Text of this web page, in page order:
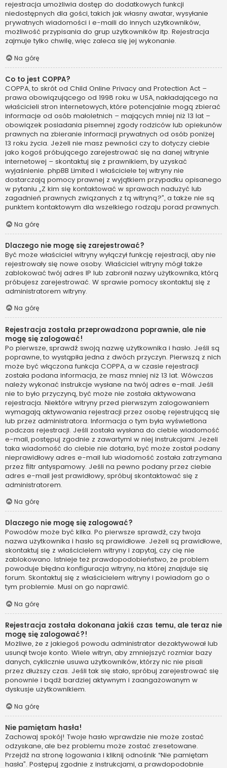
rejestracja umożliwia dostęp do dodatkowych funkcji
niedostępnych dla gości, takich jak własny awatar, wysyłanie
prywatnych wiadomości i e-maili do innych użytkowników,
możliwość przypisania do grup użytkowników itp. Rejestracja
zajmuje tylko chwilę, więc zaleca się jej wykonanie.
Na górę
Co to jest COPPA?
COPPA, to skrót od Child Online Privacy and Protection Act –
prawa obowiązującego od 1998 roku w USA, nakładającego na
właścicieli stron internetowych, które potencjalnie mogą zbierać
informacje od osób małoletnich – mających mniej niż 13 lat –
obowiązek posiadania pisemnej zgody rodziców lub opiekunów
prawnych na zbieranie informacji prywatnych od osób poniżej
13 roku życia. Jeżeli nie masz pewności czy to dotyczy ciebie
jako kogoś próbującego zarejestrować się na danej witrynie
internetowej – skontaktuj się z prawnikiem, by uzyskać
wyjaśnienie. phpBB Limited i właściciele tej witryny nie
dostarczają pomocy prawnej z wyjątkiem przypadku opisanego
w pytaniu „Z kim się kontaktować w sprawach nadużyć lub
zagadnień prawnych związanych z tą witryną?”, a także nie są
punktem kontaktowym dla wszelkiego rodzaju porad prawnych.
Na górę
Dlaczego nie mogę się zarejestrować?
Być może właściciel witryny wyłączył funkcję rejestracji, aby nie
rejestrowały się nowe osoby. Właściciel witryny mógł także
zablokować twój adres IP lub zabronił nazwy użytkownika, którą
próbujesz zarejestrować. W sprawie pomocy skontaktuj się z
administratorem witryny.
Na górę
Rejestracja została przeprowadzona poprawnie, ale nie
mogę się zalogować!
Po pierwsze, sprawdź swoją nazwę użytkownika i hasło. Jeśli są
poprawne, to wystąpiła jedna z dwóch przyczyn. Pierwszą z nich
może być włączona funkcja COPPA, a w czasie rejestracji
została podana informacja, że masz mniej niż 13 lat. Wówczas
należy wykonać instrukcje wysłane na twój adres e-mail. Jeśli
nie to było przyczyną, być może nie została aktywowana
rejestracja. Niektóre witryny przed pierwszym zalogowaniem
wymagają aktywowania rejestracji przez osobę rejestrującą się
lub przez administratora. Informacja o tym była wyświetlona
podczas rejestracji. Jeśli została wysłana do ciebie wiadomość
e-mail, postępuj zgodnie z zawartymi w niej instrukcjami. Jeżeli
taka wiadomość do ciebie nie dotarła, być może został podany
nieprawidłowy adres e-mail lub wiadomość została zatrzymana
przez filtr antyspamowy. Jeśli na pewno podany przez ciebie
adres e-mail jest prawidłowy, spróbuj skontaktować się z
administratorem.
Na górę
Dlaczego nie mogę się zalogować?
Powodów może być kilka. Po pierwsze sprawdź, czy twoja
nazwa użytkownika i hasło są prawidłowe. Jeżeli są prawidłowe,
skontaktuj się z właścicielem witryny i zapytaj, czy cię nie
zablokowano. Istnieje też prawdopodobieństwo, że problem
powoduje błędna konfiguracja witryny, na której znajduje się
forum. Skontaktuj się z właścicielem witryny i powiadom go o
tym problemie. Musi on go naprawić.
Na górę
Rejestracja została dokonana jakiś czas temu, ale teraz nie
mogę się zalogować?!
Możliwe, że z jakiegoś powodu administrator dezaktywował lub
usunął twoje konto. Wiele witryn, aby zmniejszyć rozmiar bazy
danych, cyklicznie usuwa użytkowników, którzy nic nie pisali
przez dłuższy czas. Jeśli tak się stało, spróbuj zarejestrować się
ponownie i bądź bardziej aktywnym i zaangażowanym w
dyskusje użytkownikiem.
Na górę
Nie pamiętam hasła!
Zachowaj spokój! Twoje hasło wprawdzie nie może zostać
odzyskane, ale bez problemu może zostać zresetowane.
Przejdź na stronę logowania i kliknij odnośnik “Nie pamiętam
hasła”. Postępuj zgodnie z instrukcjami, a prawdopodobnie